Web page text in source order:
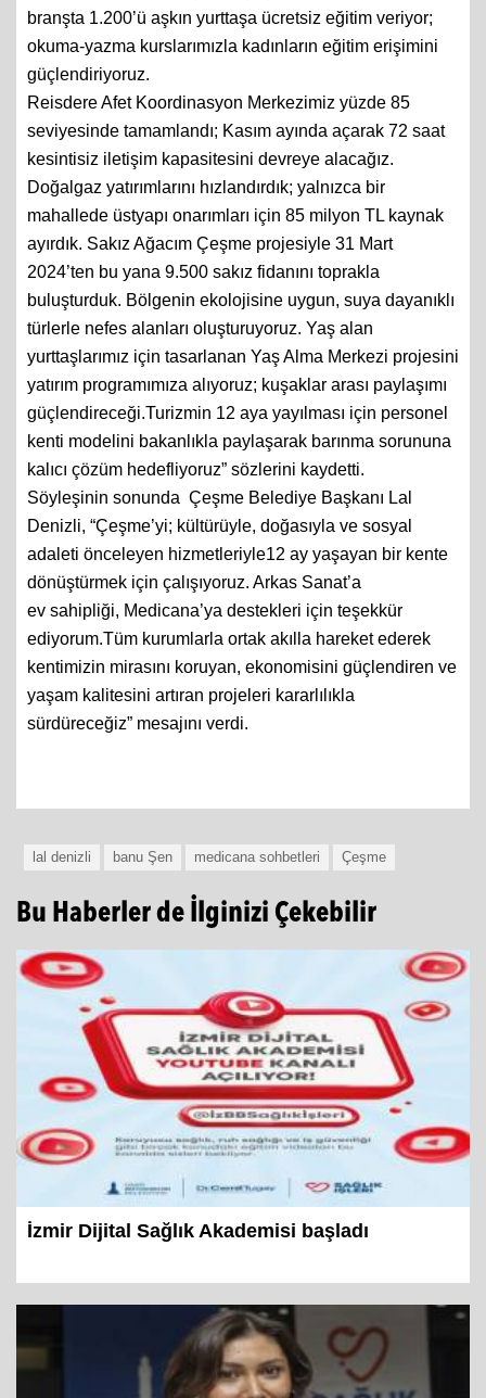
branşta 1.200’ü aşkın yurttaşa ücretsiz eğitim veriyor;
okuma-yazma kurslarımızla kadınların eğitim erişimini
güçlendiriyoruz.
Reisdere Afet Koordinasyon Merkezimiz yüzde 85
seviyesinde tamamlandı; Kasım ayında açarak 72 saat
kesintisiz iletişim kapasitesini devreye alacağız.
Doğalgaz yatırımlarını hızlandırdık; yalnızca bir
mahallede üstyapı onarımları için 85 milyon TL kaynak
ayırdık. Sakız Ağacım Çeşme projesiyle 31 Mart
2024’ten bu yana 9.500 sakız fidanını toprakla
buluşturduk. Bölgenin ekolojisine uygun, suya dayanıklı
türlerle nefes alanları oluşturuyoruz. Yaş alan
yurttaşlarımız için tasarlanan Yaş Alma Merkezi projesini
yatırım programımıza alıyoruz; kuşaklar arası paylaşımı
güçlendireceği.Turizmin 12 aya yayılması için personel
kenti modelini bakanlıkla paylaşarak barınma sorununa
kalıcı çözüm hedefliyoruz” sözlerini kaydetti.
Söyleşinin sonunda Çeşme Belediye Başkanı Lal
Denizli, “Çeşme’yi; kültürüyle, doğasıyla ve sosyal
adaleti önceleyen hizmetleriyle12 ay yaşayan bir kente
dönüştürmek için çalışıyoruz. Arkas Sanat’a
ev sahipliği, Medicana’ya destekleri için teşekkür
ediyorum.Tüm kurumlarla ortak akılla hareket ederek
kentimizin mirasını koruyan, ekonomisini güçlendiren ve
yaşam kalitesini artıran projeleri kararlılıkla
sürdüreceğiz” mesajını verdi.
lal denizli banu Şen medicana sohbetleri Çeşme
Bu Haberler de İlginizi Çekebilir
İzmir Dijital Sağlık Akademisi başladı